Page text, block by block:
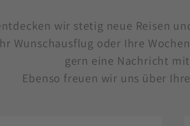
wir stetig neue Reisen
Wunschausflug oder Ihre
gern eine Nachricht
Ebenso freuen wir uns über